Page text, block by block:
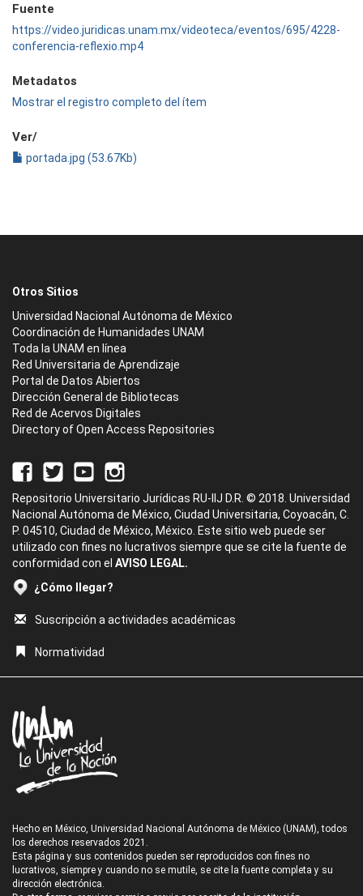
Fuente
https://video.juridicas.unam.mx/videoteca/eventos/695/4228-
conferencia-reflexio.mp4
Metadatos
Mostrar el registro completo del ítem
Ver/
portada.jpg (53.67Kb)
Otros Sitios
Universidad Nacional Autónoma de México
Coordinación de Humanidades UNAM
Toda la UNAM en línea
Red Universitaria de Aprendizaje
Portal de Datos Abiertos
Dirección General de Bibliotecas
Red de Acervos Digitales
Directory of Open Access Repositories
Repositorio Universitario Jurídicas RU-IIJ D.R. © 2018. Universidad
Nacional Autónoma de México, Ciudad Universitaria, Coyoacán, C.
P. 04510, Ciudad de México, México. Este sitio web puede ser
utilizado con fines no lucrativos siempre que se cite la fuente de
conformidad con el AVISO LEGAL.
¿Cómo llegar?
Suscripción a actividades académicas
Normatividad
Hecho en México, Universidad Nacional Autónoma de México (UNAM), todos
los derechos reservados 2021.
Esta página y sus contenidos pueden ser reproducidos con fines no
lucrativos, siempre y cuando no se mutile, se cite la fuente completa y su
dirección electrónica.